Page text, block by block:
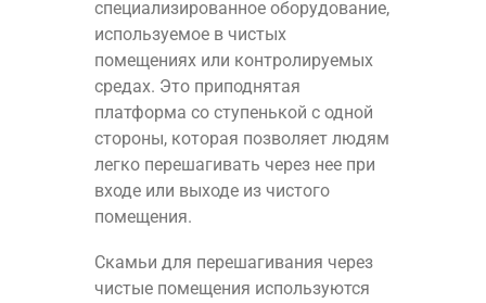
специализированное оборудование,
используемое в чистых
помещениях или контролируемых
средах. Это приподнятая
платформа со ступенькой с одной
стороны, которая позволяет людям
легко перешагивать через нее при
входе или выходе из чистого
помещения.
Скамьи для перешагивания через
чистые помещения используются